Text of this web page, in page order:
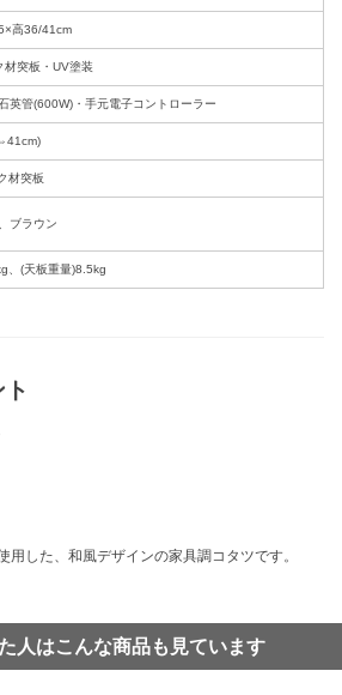
高36/41cm
材突板・UV塗装
英管(600W)・手元電子コントローラー
材突板
ブラウン
、(天板重量)8.5kg
用した、和風デザインの家具調コタツです。
人はこんな商品も見ています